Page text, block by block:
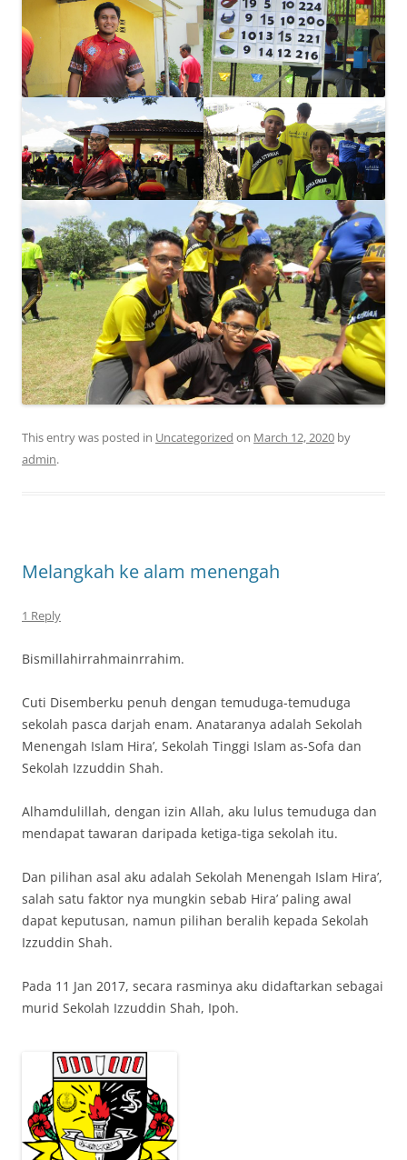
This entry was posted in Uncategorized on March 12, 2020 by
admin.
Melangkah ke alam menengah
1 Reply
Bismillahirrahmainrrahim.
Cuti Disemberku penuh dengan temuduga-temuduga
sekolah pasca darjah enam. Anataranya adalah Sekolah
Menengah Islam Hira’, Sekolah Tinggi Islam as-Sofa dan
Sekolah Izzuddin Shah.
Alhamdulillah, dengan izin Allah, aku lulus temuduga dan
mendapat tawaran daripada ketiga-tiga sekolah itu.
Dan pilihan asal aku adalah Sekolah Menengah Islam Hira’,
salah satu faktor nya mungkin sebab Hira’ paling awal
dapat keputusan, namun pilihan beralih kepada Sekolah
Izzuddin Shah.
Pada 11 Jan 2017, secara rasminya aku didaftarkan sebagai
murid Sekolah Izzuddin Shah, Ipoh.